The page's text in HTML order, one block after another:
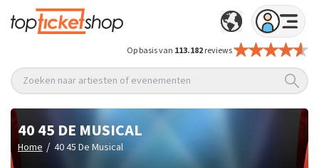
Op basis van 113.182reviews
Zoeken naar artiesten of evenementen
40 45 DE MUSICAL
Home / 40 45 De Musical